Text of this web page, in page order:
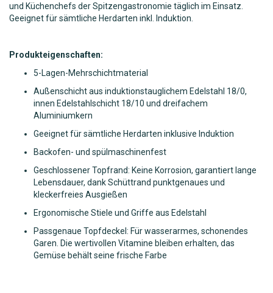
und Küchenchefs der Spitzengastronomie täglich im Einsatz.
Geeignet für sämtliche Herdarten inkl. Induktion.
Produkteigenschaften:
5-Lagen-Mehrschichtmaterial
Außenschicht aus induktionstauglichem Edelstahl 18/0,
innen Edelstahlschicht 18/10 und dreifachem
Aluminiumkern
Geeignet für sämtliche Herdarten inklusive Induktion
Backofen- und spülmaschinenfest
Geschlossener Topfrand: Keine Korrosion, garantiert lange
Lebensdauer, dank Schüttrand punktgenaues und
kleckerfreies Ausgießen
Ergonomische Stiele und Griffe aus Edelstahl
Passgenaue Topfdeckel: Für wasserarmes, schonendes
Garen. Die wertivollen Vitamine bleiben erhalten, das
Gemüse behält seine frische Farbe